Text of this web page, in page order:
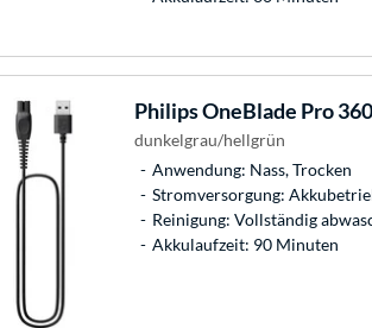
PhilipsOneBlade Pro
dunkelgrau/hellgrün
Anwendung: Nass, Trocken
Stromversorgung:
Reinigung: Vollständig
Akkulaufzeit: 90 Minuten